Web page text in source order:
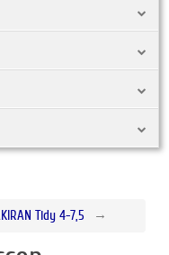
Tidy 4-7,5